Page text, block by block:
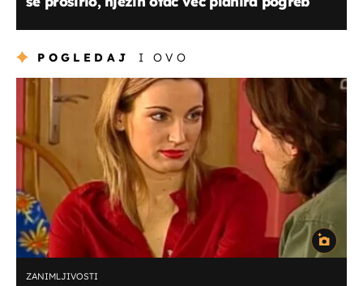
POGLEDAJ I OVO
ZANIMLJIVOSTI